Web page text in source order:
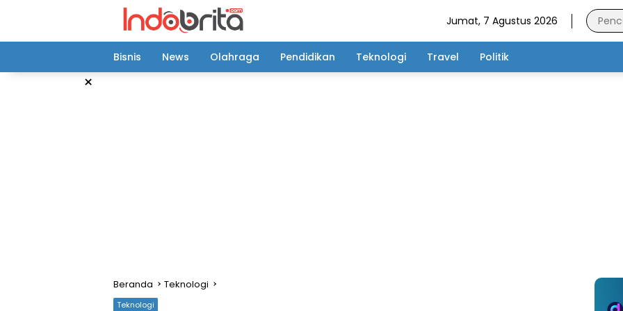
Jumat, 7 Agustus 2026
Bisnis News Olahraga Pendidikan Teknologi Travel Politik
×
Beranda Teknologi
Teknologi